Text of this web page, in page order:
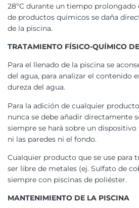
28ºC durante un tiempo prolongado
de productos químicos se daña
de la piscina.
TRATAMIENTO FÍSICO-QUÍMICO
Para el llenado de la piscina se
del agua, para analizar el contenido
dureza del agua.
Para la adición de cualquier
nunca se debe añadir directamente
siempre se hará sobre un
ni las paredes ni el fondo.
Cualquier producto que se use para
ser libre de metales (ej. Sulfato de
siempre con piscinas de poliéster.
MANTENIMIENTO DE LA PISCINA